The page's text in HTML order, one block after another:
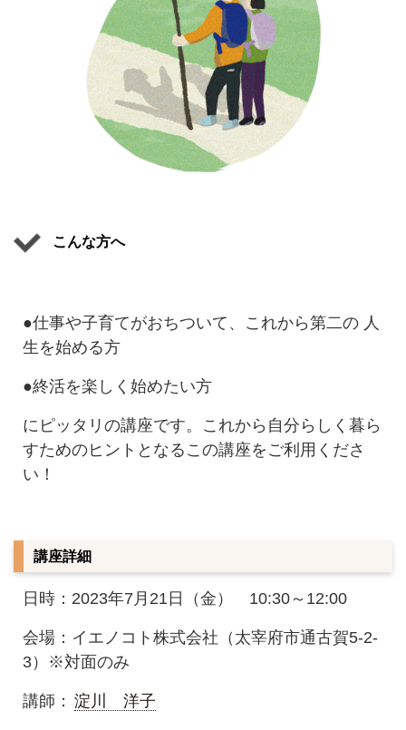
こんな方へ
●仕事や子育てがおちついて、これから第二の 人
生を始める方
●終活を楽しく始めたい方
にピッタリの講座です。これから自分らしく暮ら
すためのヒントとなるこの講座をご利用くださ
い！
講座詳細
日時：2023年7月21日（金） 10:30～12:00
会場：イエノコト株式会社（太宰府市通古賀5‐2‐
3）※対面のみ
講師： 淀川 洋子